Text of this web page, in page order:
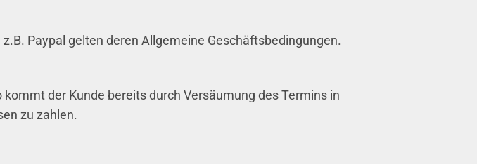
Paypal gelten deren Allgemeine Geschäftsbedingungen.
der Kunde bereits durch Versäumung des Termins in
zu zahlen.